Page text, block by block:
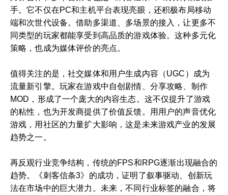
手。它不仅在PC和主机平台表现亮眼，还积极布局移动
端和次世代设备。借助多渠道、多场景的接入，让更多不
同类型的玩家都能享受到高品质的游戏体验。这种多元化
策略，也成为媒体评价的亮点。
值得关注的是，社交媒体和用户生成内容（UGC）成为
流量新引擎。玩家在游戏中自创剧情、分享攻略、制作
MOD，形成了一个庞大的内容生态。这不仅提升了游戏
的粘性，也为开发商提供了价值反馈。用用户的声音优化
游戏，用社区的力量扩大影响，这是未来游戏产业的发展
趋势之一。
再反观行业竞争结构，传统的FPS和RPG逐渐出现融合的
趋势。《刺客信条3》的成功，证明了叙事驱动、创新玩
法在市场中的巨大潜力。未来，不同行业标签的融合，将